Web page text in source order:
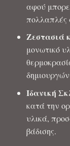
αφού
πολλαπλές
Ζεστασιά
μονωτικό
Ιδανική
κατά την
υλικά,
βάδισης.